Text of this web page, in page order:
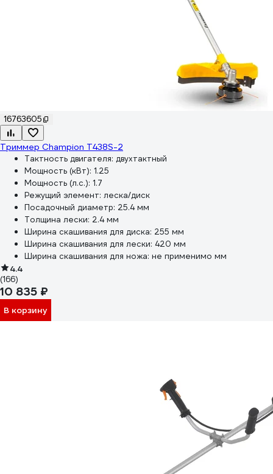
16763605
Триммер Champion T438S-2
Тактность двигателя: двухтактный
Мощность (кВт): 1.25
Мощность (л.с.): 1.7
Режущий элемент: леска/диск
Посадочный диаметр: 25.4 мм
Толщина лески: 2.4 мм
Ширина скашивания для диска: 255 мм
Ширина скашивания для лески: 420 мм
Ширина скашивания для ножа: не применимо мм
4.4
(166)
10 835 ₽
В корзину